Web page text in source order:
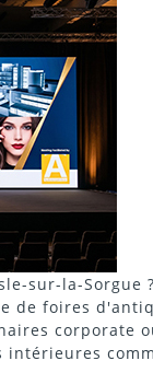
sur-la-Sorgue ?
de foires
corporate